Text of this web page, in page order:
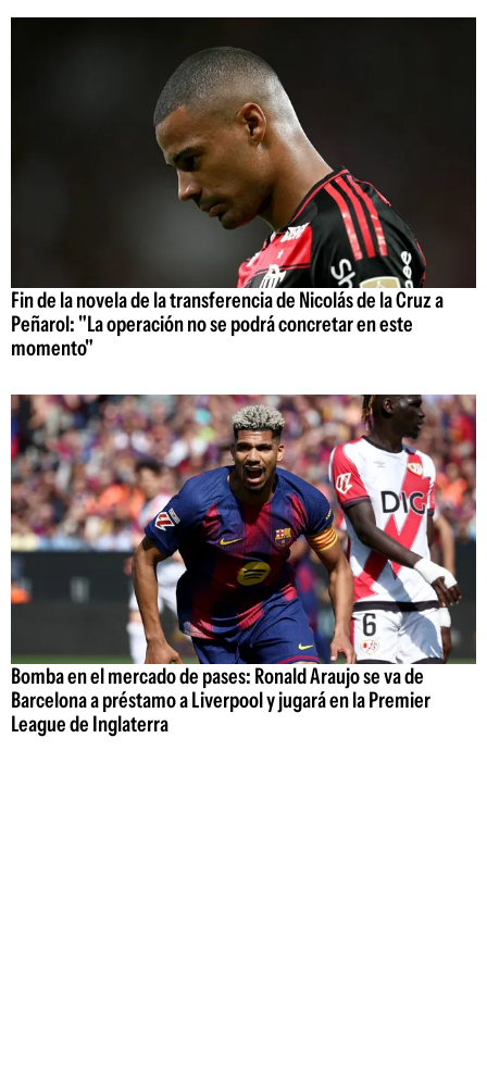
Fin de la novela de la transferencia de Nicolás de la Cruz a
Peñarol: "La operación no se podrá concretar en este
momento"
Bomba en el mercado de pases: Ronald Araujo se va de
Barcelona a préstamo a Liverpool y jugará en la Premier
League de Inglaterra